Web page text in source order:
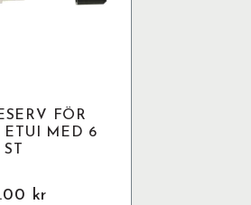
FÖR
ETUI MED 6
ST
kr